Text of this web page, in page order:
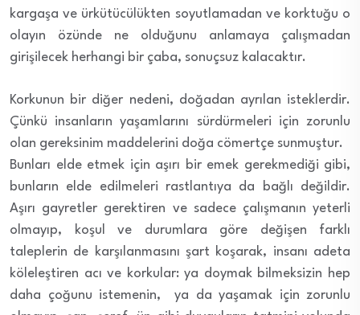
kargaşa ve ürkütücülükten soyutlamadan ve korktuğu o
olayın özünde ne olduğunu anlamaya çalışmadan
girişilecek herhangi bir çaba, sonuçsuz kalacaktır.
Korkunun bir diğer nedeni, doğadan ayrılan isteklerdir.
Çünkü insanların yaşamlarını sürdürmeleri için zorunlu
olan gereksinim maddelerini doğa cömertçe sunmuştur.
Bunları elde etmek için aşırı bir emek gerekmediği gibi,
bunların elde edilmeleri rastlantıya da bağlı değildir.
Aşırı gayretler gerektiren ve sadece çalışmanın yeterli
olmayıp, koşul ve durumlara göre değişen farklı
taleplerin de karşılanmasını şart koşarak, insanı adeta
köleleştiren acı ve korkular: ya doymak bilmeksizin hep
daha çoğunu istemenin, ya da yaşamak için zorunlu